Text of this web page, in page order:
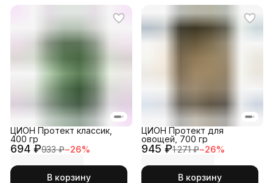
694 ₽933 ₽−26%
ЦИОН Протект классик,
400 гр
В корзину
945 ₽1 271 ₽−26%
ЦИОН Протект для
овощей, 700 гр
В корзину